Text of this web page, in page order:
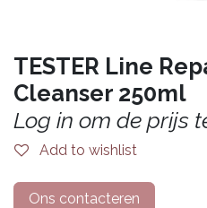
TESTER Line
Cleanser 250ml
Log in om de prijs
Add to wishlist
Ons contacteren